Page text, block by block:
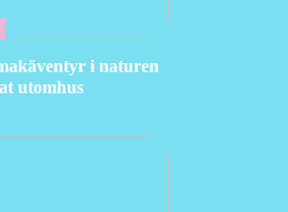
i naturen
utomhus